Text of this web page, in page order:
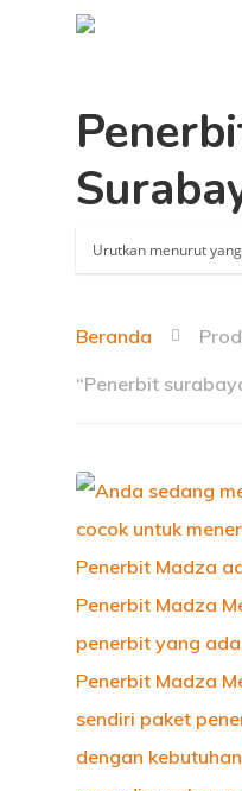
Hit enter to
Beranda
“Penerbit